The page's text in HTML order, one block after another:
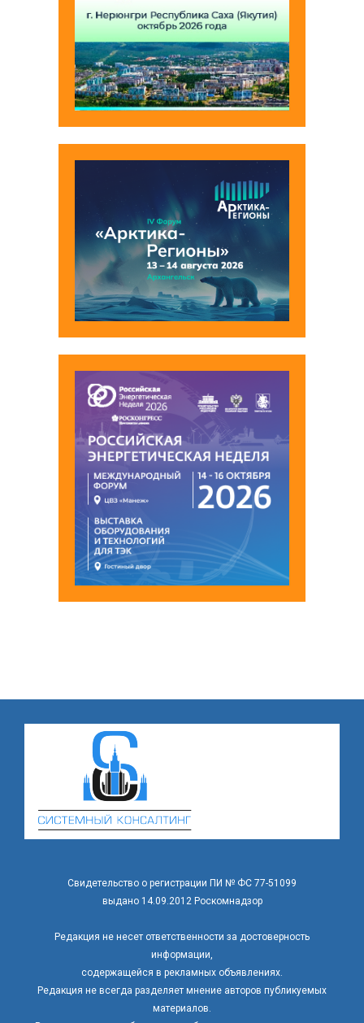
Свидетельство о регистрации ПИ № ФС 77-51099
выдано 14.09.2012 Роскомнадзор
Редакция не несет ответственности за достоверность
информации,
содержащейся в рекламных объявлениях.
Редакция не всегда разделяет мнение авторов публикуемых
материалов.